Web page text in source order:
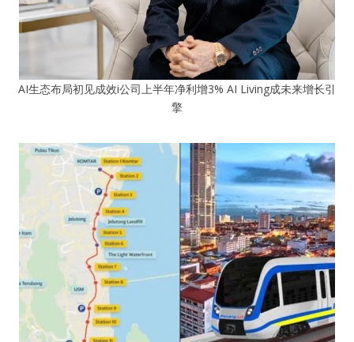
AI生态布局初见成效i公司上半年净利增3% AI Living成未来增长引
擎